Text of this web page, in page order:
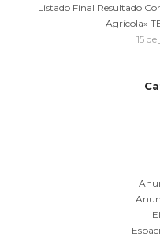
Listado Final Resultado
Agrícola»
15